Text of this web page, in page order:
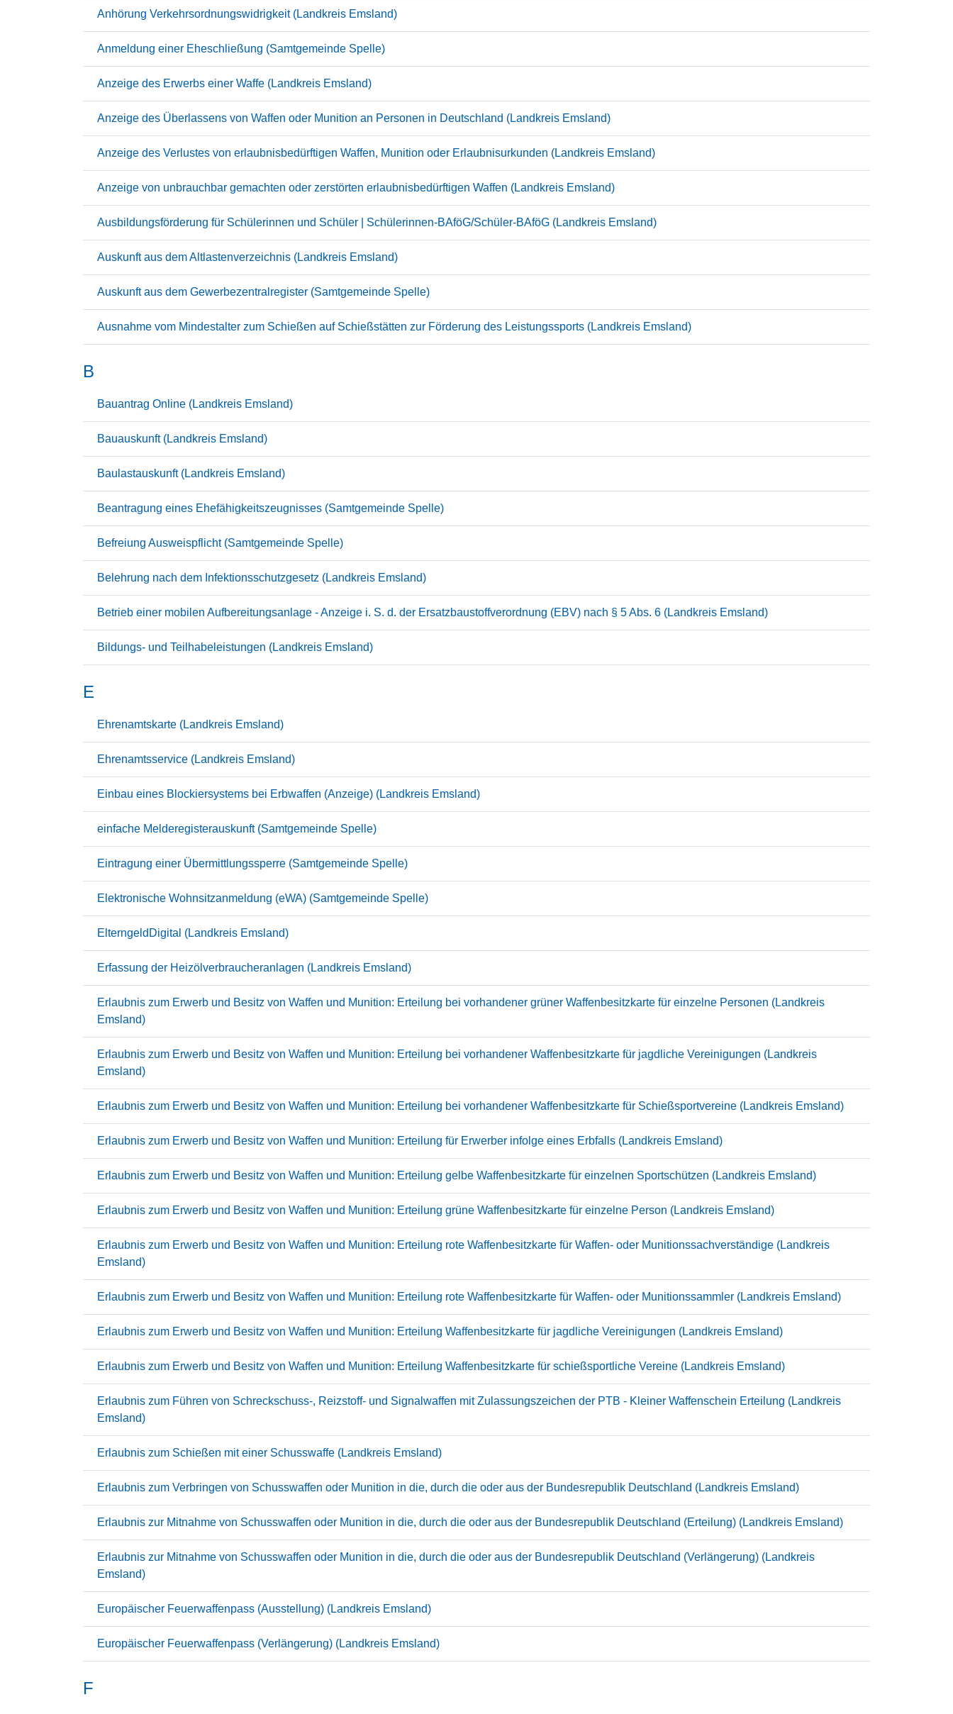
Anhörung Verkehrsordnungswidrigkeit (Landkreis Emsland)
Anmeldung einer Eheschließung (Samtgemeinde Spelle)
Anzeige des Erwerbs einer Waffe (Landkreis Emsland)
Anzeige des Überlassens von Waffen oder Munition an Personen in Deutschland (Landkreis Emsland)
Anzeige des Verlustes von erlaubnisbedürftigen Waffen, Munition oder Erlaubnisurkunden (Landkreis Emsland)
Anzeige von unbrauchbar gemachten oder zerstörten erlaubnisbedürftigen Waffen (Landkreis Emsland)
Ausbildungsförderung für Schülerinnen und Schüler | Schülerinnen-BAföG/Schüler-BAföG (Landkreis Emsland)
Auskunft aus dem Altlastenverzeichnis (Landkreis Emsland)
Auskunft aus dem Gewerbezentralregister (Samtgemeinde Spelle)
Ausnahme vom Mindestalter zum Schießen auf Schießstätten zur Förderung des Leistungssports (Landkreis Emsland)
B
Bauantrag Online (Landkreis Emsland)
Bauauskunft (Landkreis Emsland)
Baulastauskunft (Landkreis Emsland)
Beantragung eines Ehefähigkeitszeugnisses (Samtgemeinde Spelle)
Befreiung Ausweispflicht (Samtgemeinde Spelle)
Belehrung nach dem Infektionsschutzgesetz (Landkreis Emsland)
Betrieb einer mobilen Aufbereitungsanlage - Anzeige i. S. d. der Ersatzbaustoffverordnung (EBV) nach § 5 Abs. 6 (Landkreis Emsland)
Bildungs- und Teilhabeleistungen (Landkreis Emsland)
E
Ehrenamtskarte (Landkreis Emsland)
Ehrenamtsservice (Landkreis Emsland)
Einbau eines Blockiersystems bei Erbwaffen (Anzeige) (Landkreis Emsland)
einfache Melderegisterauskunft (Samtgemeinde Spelle)
Eintragung einer Übermittlungssperre (Samtgemeinde Spelle)
Elektronische Wohnsitzanmeldung (eWA) (Samtgemeinde Spelle)
ElterngeldDigital (Landkreis Emsland)
Erfassung der Heizölverbraucheranlagen (Landkreis Emsland)
Erlaubnis zum Erwerb und Besitz von Waffen und Munition: Erteilung bei vorhandener grüner Waffenbesitzkarte für einzelne Personen (Landkreis
Emsland)
Erlaubnis zum Erwerb und Besitz von Waffen und Munition: Erteilung bei vorhandener Waffenbesitzkarte für jagdliche Vereinigungen (Landkreis
Emsland)
Erlaubnis zum Erwerb und Besitz von Waffen und Munition: Erteilung bei vorhandener Waffenbesitzkarte für Schießsportvereine (Landkreis Emsland)
Erlaubnis zum Erwerb und Besitz von Waffen und Munition: Erteilung für Erwerber infolge eines Erbfalls (Landkreis Emsland)
Erlaubnis zum Erwerb und Besitz von Waffen und Munition: Erteilung gelbe Waffenbesitzkarte für einzelnen Sportschützen (Landkreis Emsland)
Erlaubnis zum Erwerb und Besitz von Waffen und Munition: Erteilung grüne Waffenbesitzkarte für einzelne Person (Landkreis Emsland)
Erlaubnis zum Erwerb und Besitz von Waffen und Munition: Erteilung rote Waffenbesitzkarte für Waffen- oder Munitionssachverständige (Landkreis
Emsland)
Erlaubnis zum Erwerb und Besitz von Waffen und Munition: Erteilung rote Waffenbesitzkarte für Waffen- oder Munitionssammler (Landkreis Emsland)
Erlaubnis zum Erwerb und Besitz von Waffen und Munition: Erteilung Waffenbesitzkarte für jagdliche Vereinigungen (Landkreis Emsland)
Erlaubnis zum Erwerb und Besitz von Waffen und Munition: Erteilung Waffenbesitzkarte für schießsportliche Vereine (Landkreis Emsland)
Erlaubnis zum Führen von Schreckschuss-, Reizstoff- und Signalwaffen mit Zulassungszeichen der PTB - Kleiner Waffenschein Erteilung (Landkreis
Emsland)
Erlaubnis zum Schießen mit einer Schusswaffe (Landkreis Emsland)
Erlaubnis zum Verbringen von Schusswaffen oder Munition in die, durch die oder aus der Bundesrepublik Deutschland (Landkreis Emsland)
Erlaubnis zur Mitnahme von Schusswaffen oder Munition in die, durch die oder aus der Bundesrepublik Deutschland (Erteilung) (Landkreis Emsland)
Erlaubnis zur Mitnahme von Schusswaffen oder Munition in die, durch die oder aus der Bundesrepublik Deutschland (Verlängerung) (Landkreis
Emsland)
Europäischer Feuerwaffenpass (Ausstellung) (Landkreis Emsland)
Europäischer Feuerwaffenpass (Verlängerung) (Landkreis Emsland)
F